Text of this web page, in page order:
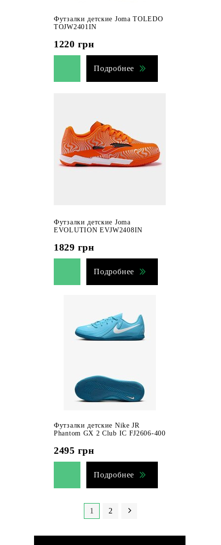
Футзалки детские Joma TOLEDO
TOJW2401IN
1220 грн
Подробнее
Футзалки детские Joma
EVOLUTION EVJW2408IN
1829 грн
Подробнее
Футзалки детские Nike JR
Phantom GX 2 Club IC FJ2606-400
2495 грн
Подробнее
1 2